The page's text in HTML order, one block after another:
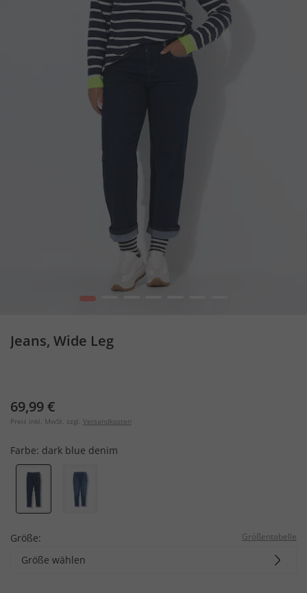
1
Jeans, Wide Leg
69,99 €
Preis inkl. MwSt. zzgl. Versandkosten
Farbe: dark blue denim
Größe: Größentabelle
Größe wählen